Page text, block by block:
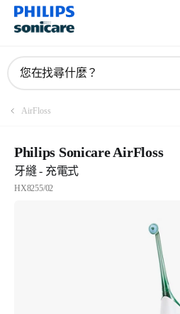
您在找尋什麼？
AirFloss
Philips Sonicare AirFloss
牙縫 - 充電式
HX8255/02